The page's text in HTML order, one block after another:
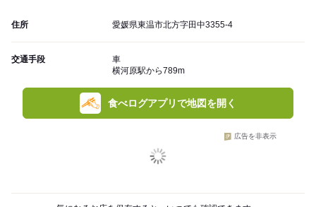
住所 愛媛県東温市北方字田中3355-4
交通手段
車
横河原駅から789m
食べログアプリで地図を開く
広告を非表示